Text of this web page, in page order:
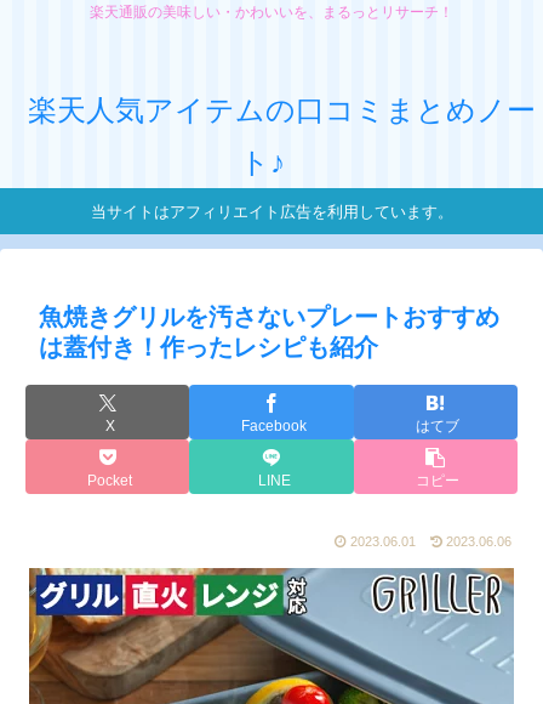
楽天通販の美味しい・かわいいを、まるっとリサーチ！
楽天人気アイテムの口コミまとめノー
ト♪
当サイトはアフィリエイト広告を利用しています。
魚焼きグリルを汚さないプレートおすすめ
は蓋付き！作ったレシピも紹介
X Facebook はてブ
Pocket LINE コピー
2023.06.01 2023.06.06